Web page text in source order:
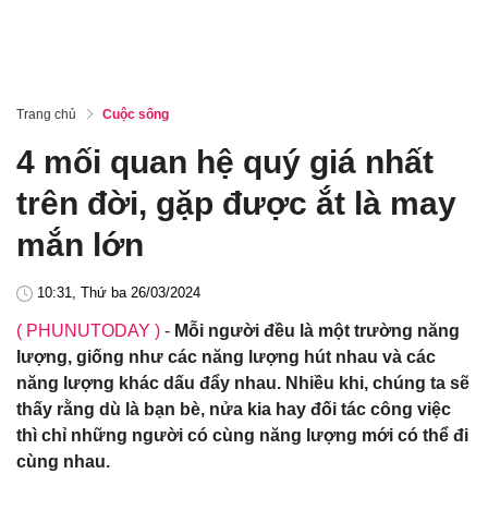
Trang chủ Cuộc sống
4 mối quan hệ quý giá nhất
trên đời, gặp được ắt là may
mắn lớn
10:31, Thứ ba 26/03/2024
( PHUNUTODAY ) - Mỗi người đều là một trường năng
lượng, giống như các năng lượng hút nhau và các
năng lượng khác dấu đẩy nhau. Nhiều khi, chúng ta sẽ
thấy rằng dù là bạn bè, nửa kia hay đối tác công việc
thì chỉ những người có cùng năng lượng mới có thể đi
cùng nhau.